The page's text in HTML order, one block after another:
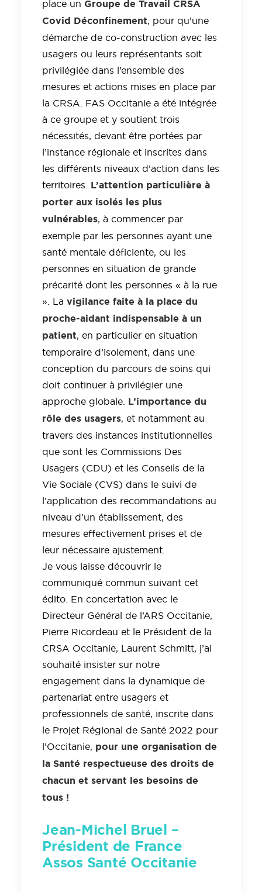
place un Groupe de Travail CRSA
Covid Déconfinement, pour qu’une
démarche de co-construction avec les
usagers ou leurs représentants soit
privilégiée dans l’ensemble des
mesures et actions mises en place par
la CRSA. FAS Occitanie a été intégrée
à ce groupe et y soutient trois
nécessités, devant être portées par
l’instance régionale et inscrites dans
les différents niveaux d’action dans les
territoires. L’attention particulière à
porter aux isolés les plus
vulnérables, à commencer par
exemple par les personnes ayant une
santé mentale déficiente, ou les
personnes en situation de grande
précarité dont les personnes « à la rue
». La vigilance faite à la place du
proche-aidant indispensable à un
patient, en particulier en situation
temporaire d’isolement, dans une
conception du parcours de soins qui
doit continuer à privilégier une
approche globale. L’importance du
rôle des usagers, et notamment au
travers des instances institutionnelles
que sont les Commissions Des
Usagers (CDU) et les Conseils de la
Vie Sociale (CVS) dans le suivi de
l’application des recommandations au
niveau d’un établissement, des
mesures effectivement prises et de
leur nécessaire ajustement.
Je vous laisse découvrir le
communiqué commun suivant cet
édito. En concertation avec le
Directeur Général de l’ARS Occitanie,
Pierre Ricordeau et le Président de la
CRSA Occitanie, Laurent Schmitt, j’ai
souhaité insister sur notre
engagement dans la dynamique de
partenariat entre usagers et
professionnels de santé, inscrite dans
le Projet Régional de Santé 2022 pour
l’Occitanie, pour une organisation de
la Santé respectueuse des droits de
chacun et servant les besoins de
tous !
Jean-Michel Bruel –
Président de France
Assos Santé Occitanie